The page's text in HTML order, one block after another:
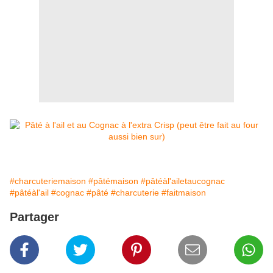
#charcuteriemaison #pâtémaison #pâtéàl'ailetaucognac
#pâtéàl'ail #cognac #pâté #charcuterie #faitmaison
Partager